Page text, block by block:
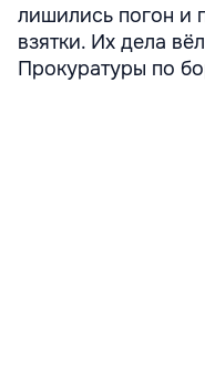
лишились погон и
взятки. Их дела
Прокуратуры по